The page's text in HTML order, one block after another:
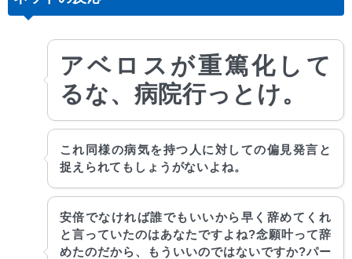
アベロスが重篤化して
るな、病院行っとけ。
これ同様の病気を持つ人に対しての偏見発言と
捉えられてもしょうがないよね。
安倍でなければ誰でもいいから早く辞めてくれ
と言っていたのはあなたですよね?念願叶って辞
めたのだから、もういいのではないですか?パー